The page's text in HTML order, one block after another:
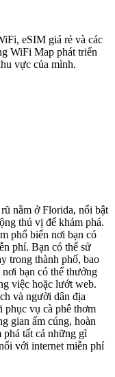
eSIM giá rẻ và các
WiFi Map phát triển
vực của mình.
nằm ở Florida, nổi bật
thú vị để khám phá.
phổ biến nơi bạn có
phí. Bạn có thể sử
trong thành phố, bao
bạn có thể thưởng
việc hoặc lướt web.
và người dân địa
vụ cà phê thơm
gian ấm cúng, hoàn
tất cả những gì
với internet miễn phí